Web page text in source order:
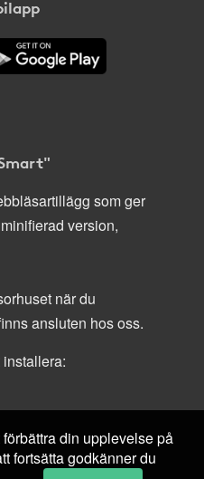
som ger
version,
när du
ansluten hos oss.
din upplevelse på
fortsätta godkänner du